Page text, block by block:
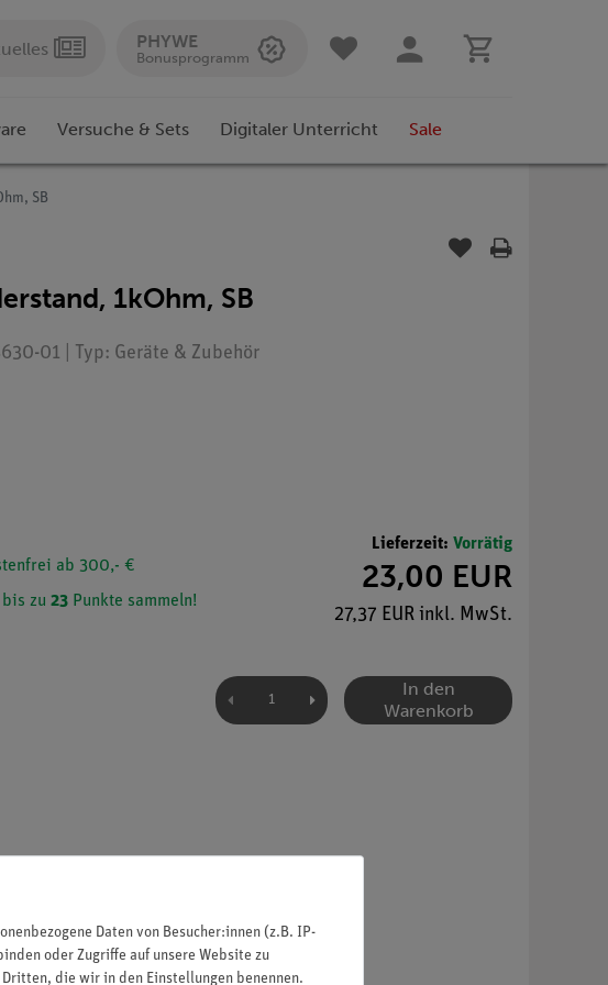
PHYWE
Bonusprogramm
Versuche & Sets Digitaler Unterricht Sale
SB
1kOhm, SB
01 | Typ: Geräte & Zubehör
ab 300,- €
zu 23 Punkte sammeln!
Lieferzeit: Vorrätig
23,00 EUR
27,37 EUR inkl. MwSt.
In den
Warenkorb
Daten von Besucher:innen (z.B. IP-
oder Zugriffe auf unsere Website zu
die wir in den Einstellungen benennen.